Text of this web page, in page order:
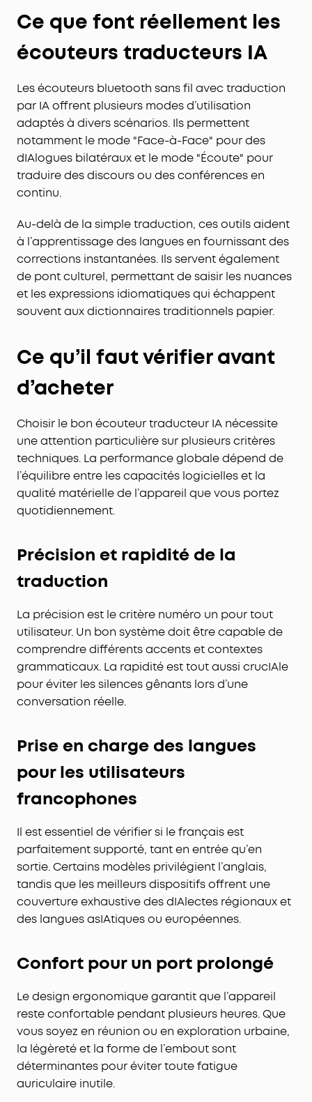
Ce que font réellement les
écouteurs traducteurs IA
Les écouteurs bluetooth sans fil avec traduction
par IA offrent plusieurs modes d’utilisation
adaptés à divers scénarios. Ils permettent
notamment le mode "Face-à-Face" pour des
dIAlogues bilatéraux et le mode "Écoute" pour
traduire des discours ou des conférences en
continu.
Au-delà de la simple traduction, ces outils aident
à l’apprentissage des langues en fournissant des
corrections instantanées. Ils servent également
de pont culturel, permettant de saisir les nuances
et les expressions idiomatiques qui échappent
souvent aux dictionnaires traditionnels papier.
Ce qu’il faut vérifier avant
d’acheter
Choisir le bon écouteur traducteur IA nécessite
une attention particulière sur plusieurs critères
techniques. La performance globale dépend de
l’équilibre entre les capacités logicielles et la
qualité matérielle de l’appareil que vous portez
quotidiennement.
Précision et rapidité de la
traduction
La précision est le critère numéro un pour tout
utilisateur. Un bon système doit être capable de
comprendre différents accents et contextes
grammaticaux. La rapidité est tout aussi crucIAle
pour éviter les silences gênants lors d’une
conversation réelle.
Prise en charge des langues
pour les utilisateurs
francophones
Il est essentiel de vérifier si le français est
parfaitement supporté, tant en entrée qu’en
sortie. Certains modèles privilégient l’anglais,
tandis que les meilleurs dispositifs offrent une
couverture exhaustive des dIAlectes régionaux et
des langues asIAtiques ou européennes.
Confort pour un port prolongé
Le design ergonomique garantit que l’appareil
reste confortable pendant plusieurs heures. Que
vous soyez en réunion ou en exploration urbaine,
la légèreté et la forme de l’embout sont
déterminantes pour éviter toute fatigue
auriculaire inutile.